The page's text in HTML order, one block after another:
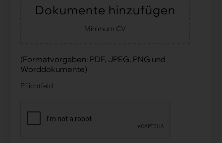
Dokumente hinzufügen
Minimum CV
(Formatvorgaben: PDF, JPEG, PNG und
Worddokumente)
Pflichtfeld